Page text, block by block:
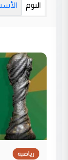
اليوم
رياضية